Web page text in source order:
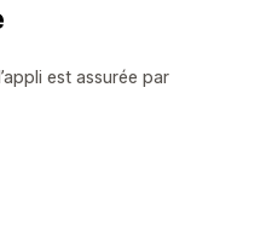
est assurée par